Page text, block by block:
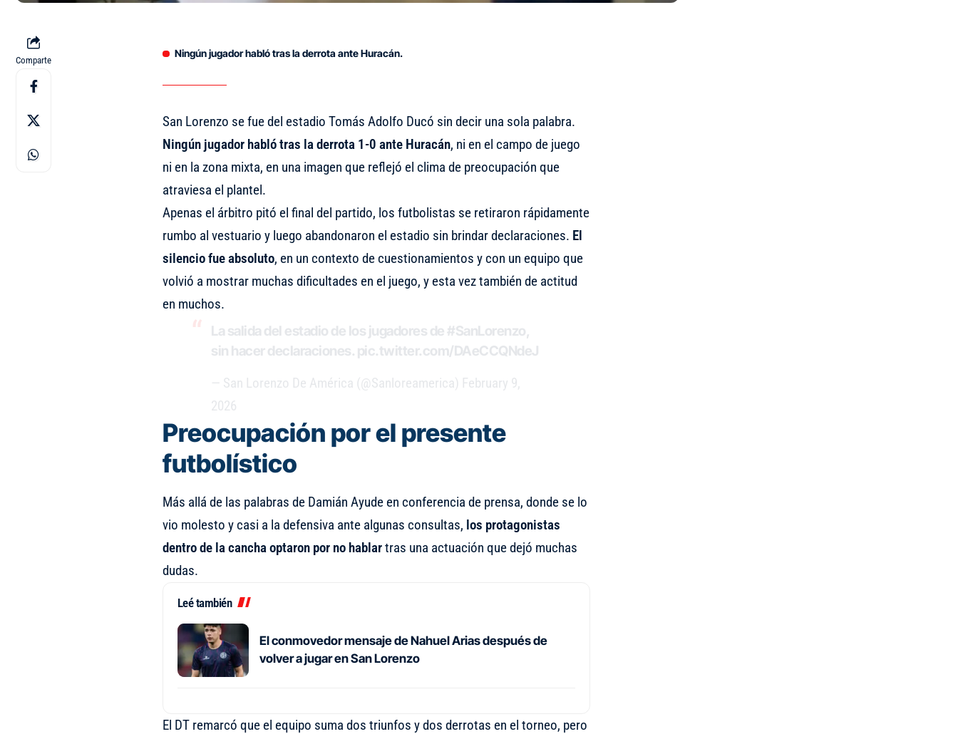
Comparte
Ningún jugador habló tras la derrota ante Huracán.
San Lorenzo se fue del estadio Tomás Adolfo Ducó sin decir una sola palabra.
Ningún jugador habló tras la derrota 1-0 ante Huracán, ni en el campo de juego
ni en la zona mixta, en una imagen que reflejó el clima de preocupación que
atraviesa el plantel.
Apenas el árbitro pitó el final del partido, los futbolistas se retiraron rápidamente
rumbo al vestuario y luego abandonaron el estadio sin brindar declaraciones. El
silencio fue absoluto, en un contexto de cuestionamientos y con un equipo que
volvió a mostrar muchas dificultades en el juego, y esta vez también de actitud
en muchos.
La salida del estadio de los jugadores de#SanLorenzo,
sin hacer declaraciones. pic.twitter.com/DAeCCQNdeJ
— San Lorenzo De América (@Sanloreamerica) February 9,
2026
Preocupación por el presente
futbolístico
Más allá de las palabras de Damián Ayude en conferencia de prensa, donde se lo
vio molesto y casi a la defensiva ante algunas consultas, los protagonistas
dentro de la cancha optaron por no hablartras una actuación que dejó muchas
dudas.
Leé también
El conmovedor mensaje de Nahuel Arias después de
volver a jugar en San Lorenzo
El DT remarcó que el equipo suma dos triunfos y dos derrotas en el torneo, pero